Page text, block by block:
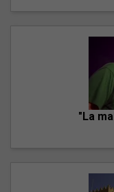
"La